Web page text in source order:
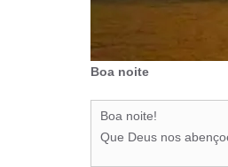
Boa noite
Boa noite!
Que Deus nos